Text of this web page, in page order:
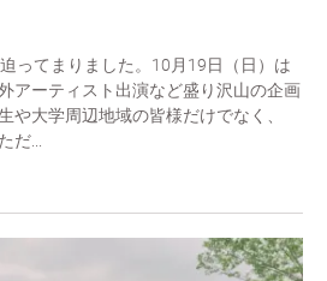
ってまりました。10月19日（日）は
アーティスト出演など盛り沢山の企画
や大学周辺地域の皆様だけでなく、
...